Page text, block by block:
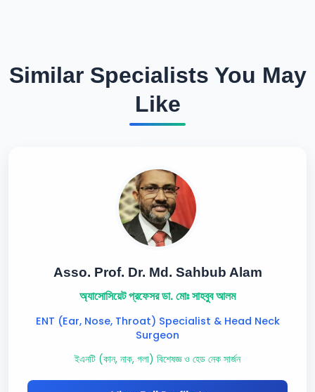
Similar Specialists You May
Like
Asso. Prof. Dr. Md. Sahbub Alam
অ্যাসোসিয়েট প্রফেসর ডা. মোঃ সাহবুব আলম
ENT (Ear, Nose, Throat) Specialist & Head Neck
Surgeon
ইএনটি (কান, নাক, গলা) বিশেষজ্ঞ ও হেড নেক সার্জন